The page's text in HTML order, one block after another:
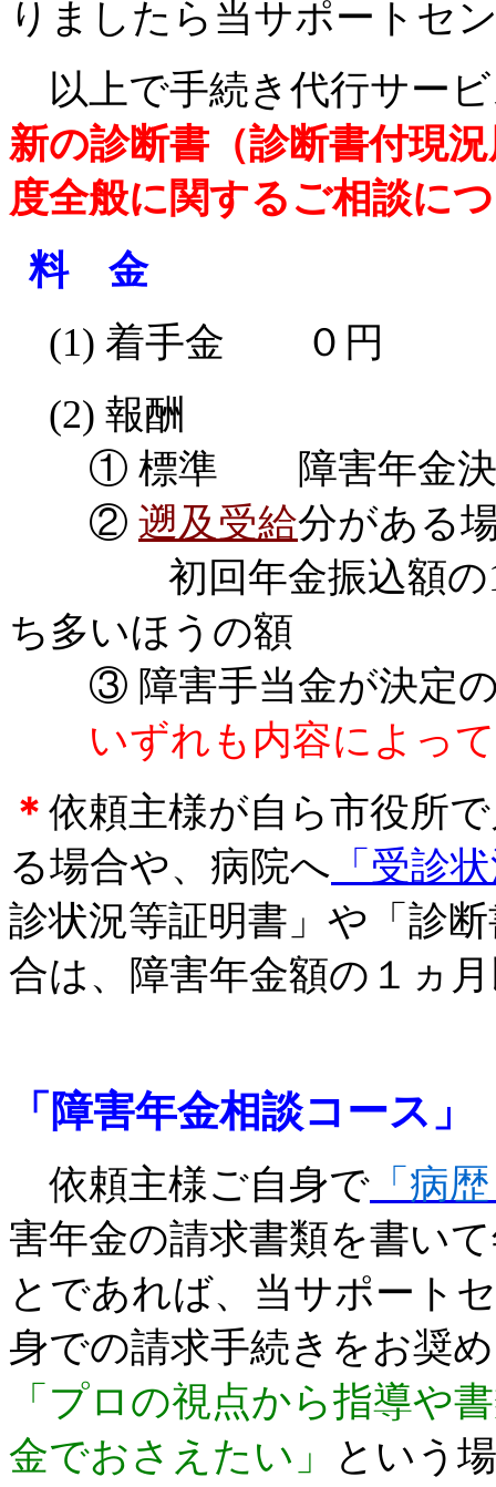
りましたら当サポートセ
以上で手続き代行サー
新の診断書（診断書付現
度全般に関するご相談に
料 金
(1) 着手金 ０円
(2) 報酬
① 標準 障害年金決定
② 遡及受給分がある
初回年金振込額の10
ち多いほうの額
③ 障害手当金が決定
いずれも内容によっ
＊ 依頼主様が自ら市役所
る場合や、病院へ 「受診
診状況等証明書」や「診
合は、障害年金額の１ヵ
「障害年金相談コース」
依頼主様ご自身で 「病
害年金の請求書類を書い
とであれば、当サポート
身での請求手続きをお奨
「プロの視点から指導や
金でおさえたい」
という